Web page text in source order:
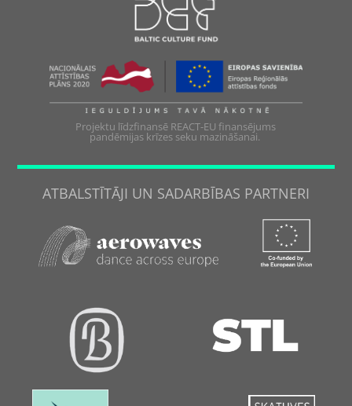
Projektu līdzfinansē REACT-EU finansējums
pandēmijas krīzes seku mazināšanai.
ATBALSTĪTĀJI UN SADARBĪBAS PARTNERI